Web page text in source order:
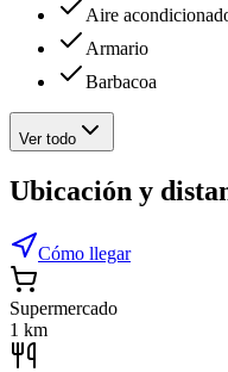
Aire
Armario
Barbacoa
Ver todo
Ubicación y
Cómo llegar
Supermercado
1 km